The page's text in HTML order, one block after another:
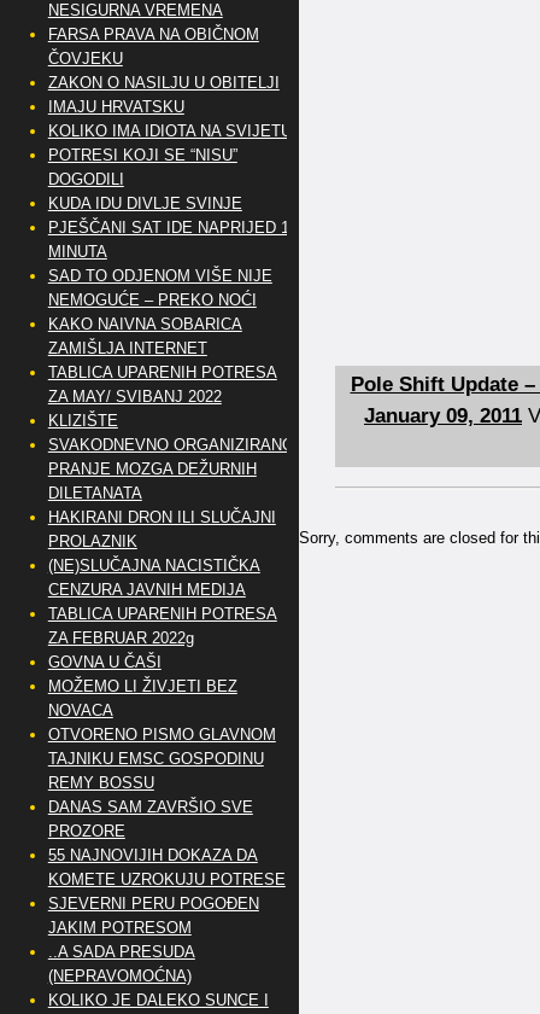
Pole Shift Update
January 09, 2011
Sorry, comments are closed for
NESIGURNA VREMENA
FARSA PRAVA NA OBIČNOM
ČOVJEKU
ZAKON O NASILJU U OBITELJI
IMAJU HRVATSKU
KOLIKO IMA IDIOTA NA SVIJETU?
POTRESI KOJI SE “NISU”
DOGODILI
KUDA IDU DIVLJE SVINJE
PJEŠČANI SAT IDE NAPRIJED 10
MINUTA
SAD TO ODJENOM VIŠE NIJE
NEMOGUĆE – PREKO NOĆI
KAKO NAIVNA SOBARICA
ZAMIŠLJA INTERNET
TABLICA UPARENIH POTRESA
ZA MAY/ SVIBANJ 2022
KLIZIŠTE
SVAKODNEVNO ORGANIZIRANO
PRANJE MOZGA DEŽURNIH
DILETANATA
HAKIRANI DRON ILI SLUČAJNI
PROLAZNIK
(NE)SLUČAJNA NACISTIČKA
CENZURA JAVNIH MEDIJA
TABLICA UPARENIH POTRESA
ZA FEBRUAR 2022g
GOVNA U ČAŠI
MOŽEMO LI ŽIVJETI BEZ
NOVACA
OTVORENO PISMO GLAVNOM
TAJNIKU EMSC GOSPODINU
REMY BOSSU
DANAS SAM ZAVRŠIO SVE
PROZORE
55 NAJNOVIJIH DOKAZA DA
KOMETE UZROKUJU POTRESE
SJEVERNI PERU POGOĐEN
JAKIM POTRESOM
..A SADA PRESUDA
(NEPRAVOMOĆNA)
KOLIKO JE DALEKO SUNCE I